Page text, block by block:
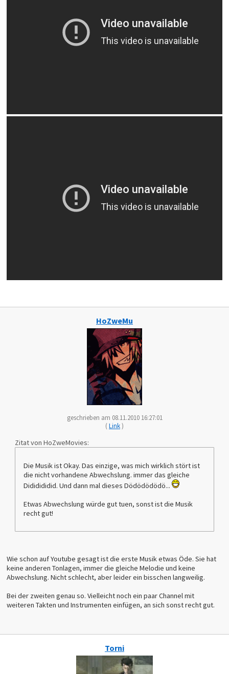
HoZweMu
geschrieben am 08.11.2010 16:27:01
(Link)
Zitat von HoZweMovies:
Die Musik ist Okay. Das einzige, was mich wirklich stört ist
die nicht vorhandene Abwechslung. immer das gleiche
Dididididid. Und dann mal dieses Dödödödödö...
Etwas Abwechslung würde gut tuen, sonst ist die Musik
recht gut!
Wie schon auf Youtube gesagt ist die erste Musik etwas Öde. Sie hat
keine anderen Tonlagen, immer die gleiche Melodie und keine
Abwechslung. Nicht schlecht, aber leider ein bisschen langweilig.
Bei der zweiten genau so. Vielleicht noch ein paar Channel mit
weiteren Takten und Instrumenten einfügen, an sich sonst recht gut.
Torni